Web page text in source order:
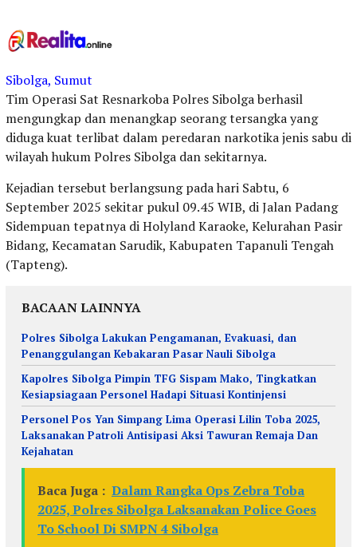
Sibolga, Sumut
Tim Operasi Sat Resnarkoba Polres Sibolga berhasil
mengungkap dan menangkap seorang tersangka yang
diduga kuat terlibat dalam peredaran narkotika jenis sabu di
wilayah hukum Polres Sibolga dan sekitarnya.
Kejadian tersebut berlangsung pada hari Sabtu, 6
September 2025 sekitar pukul 09.45 WIB, di Jalan Padang
Sidempuan tepatnya di Holyland Karaoke, Kelurahan Pasir
Bidang, Kecamatan Sarudik, Kabupaten Tapanuli Tengah
(Tapteng).
BACAAN LAINNYA
Polres Sibolga Lakukan Pengamanan, Evakuasi, dan
Penanggulangan Kebakaran Pasar Nauli Sibolga
Kapolres Sibolga Pimpin TFG Sispam Mako, Tingkatkan
Kesiapsiagaan Personel Hadapi Situasi Kontinjensi
Personel Pos Yan Simpang Lima Operasi Lilin Toba 2025,
Laksanakan Patroli Antisipasi Aksi Tawuran Remaja Dan
Kejahatan
Baca Juga : Dalam Rangka Ops Zebra Toba
2025, Polres Sibolga Laksanakan Police Goes
To School Di SMPN 4 Sibolga